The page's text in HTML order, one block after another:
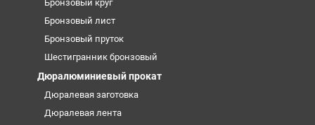
Бронзовый круг
Бронзовый лист
Бронзовый пруток
Шестигранник бронзовый
Дюралюминиевый прокат
Дюралевая заготовка
Дюралевая лента